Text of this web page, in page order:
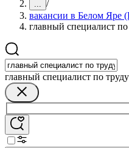
... /
вакансии в Белом Яре
главный специалист
главный специалист по